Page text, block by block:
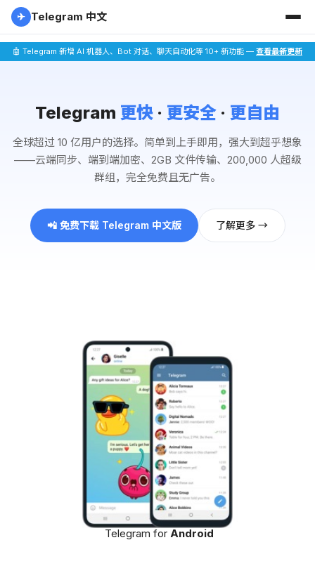
✈ Telegram 中文
🤖 Telegram 新增 AI 机器人、Bot 对话、聊天自动化等 10+ 新功能 — 查看最新更新
Telegram 更快 · 更安全 · 更自由
全球超过 10 亿用户的选择。简单到上手即用，强大到超乎想象
——云端同步、端到端加密、2GB 文件传输、200,000 人超级
群组，完全免费且无广告。
📲 免费下载 Telegram 中文版 了解更多 →
Telegram for Android